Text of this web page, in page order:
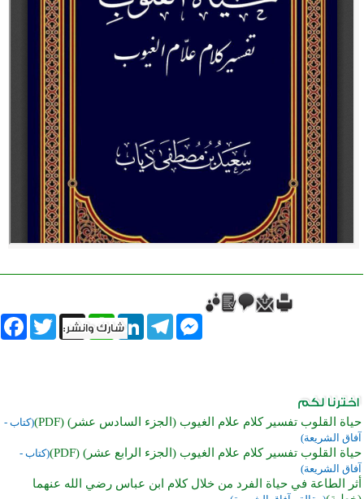
Twitter X
WhatsAppLinkedInTelegram
Messenger
حياة القلوب تفسير كلام علام الغيوب (الجزء السادس عشر) (PDF)
(كتاب -
آفاق الشريعة)
حياة القلوب تفسير كلام علام الغيوب (الجزء الرابع عشر) (PDF)
(كتاب -
آفاق الشريعة)
أثر الطاعة في حياة الفرد من خلال كلام ابن عباس رضي الله عنهما